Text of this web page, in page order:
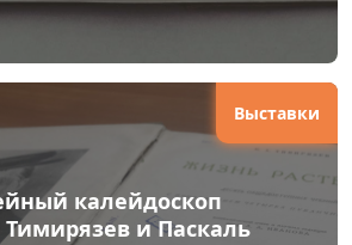
Выставки
калейдоскоп
Тимирязев и Паскаль